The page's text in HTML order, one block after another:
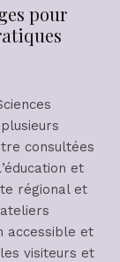
pour
consultées
et
régional et
accessible et
visiteurs et